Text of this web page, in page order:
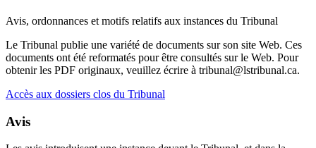
Avis, ordonnances et motifs relatifs aux instances du Tribunal
Le Tribunal publie une variété de documents sur son site Web. Ces
documents ont été reformatés pour être consultés sur le Web. Pour
obtenir les PDF originaux, veuillez écrire à tribunal@lstribunal.ca.
Accès aux dossiers clos du Tribunal
Avis